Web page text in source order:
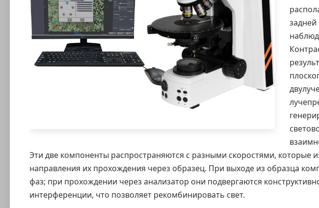
задней
Эти две компоненты распространяются с разными скоростями, которые
направления их прохождения через образец. При выходе из образца
фаз; при прохождении через анализатор они подвергаются
интерференции, что позволяет рекомбинировать свет.